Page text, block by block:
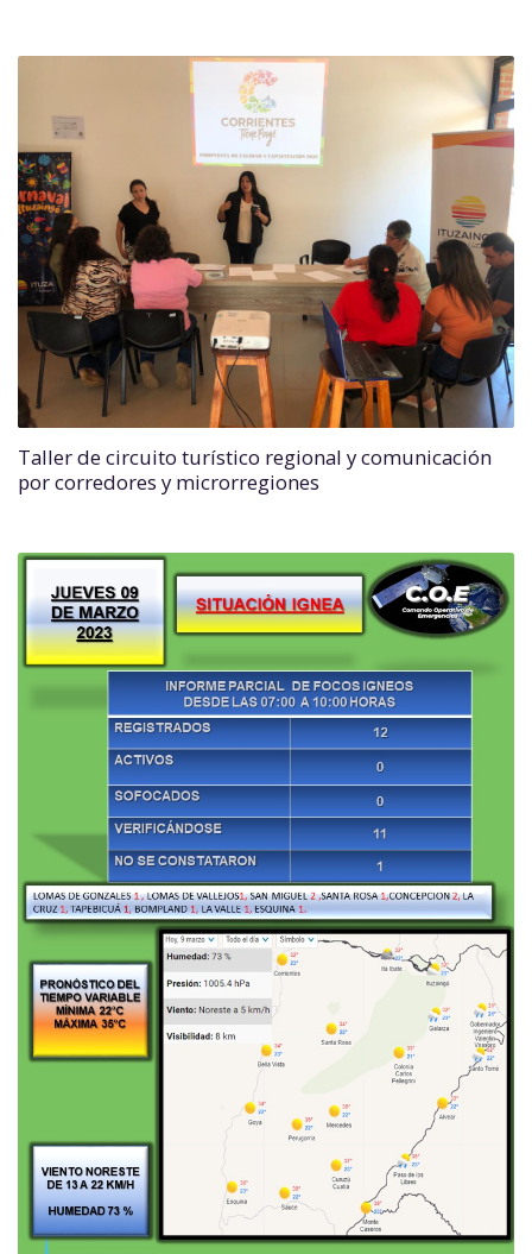
Taller de circuito turístico regional y comunicación
por corredores y microrregiones